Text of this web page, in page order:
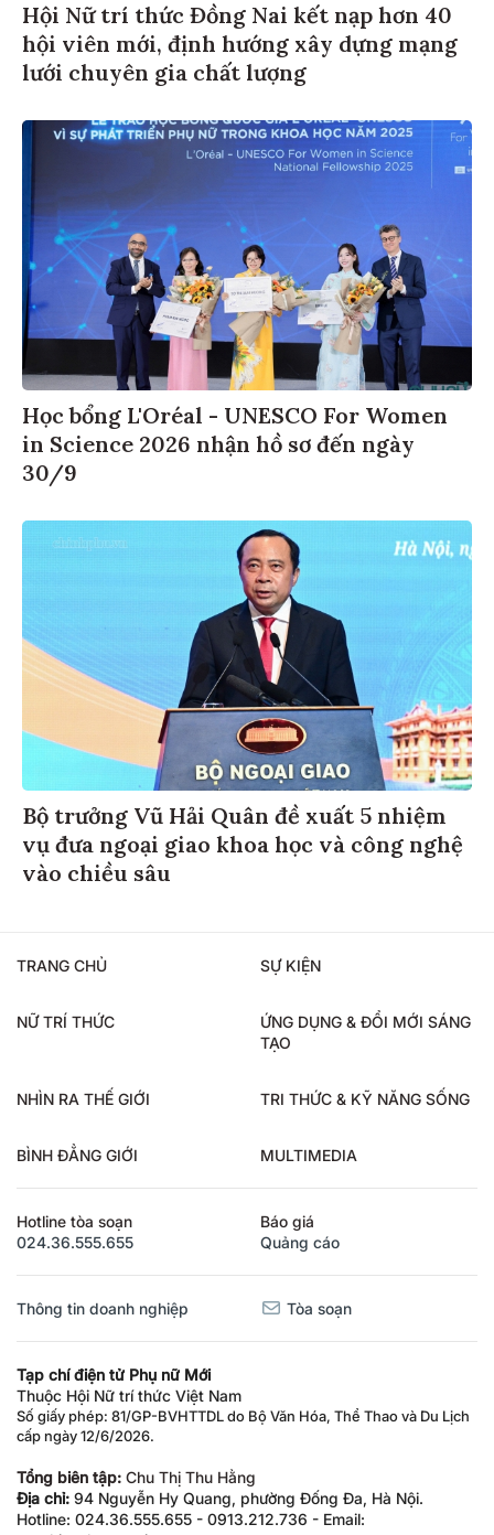
Hội Nữ trí thức Đồng Nai kết nạp hơn 40
hội viên mới, định hướng xây dựng mạng
lưới chuyên gia chất lượng
Học bổng L'Oréal - UNESCO For Women
in Science 2026 nhận hồ sơ đến ngày
30/9
Bộ trưởng Vũ Hải Quân đề xuất 5 nhiệm
vụ đưa ngoại giao khoa học và công nghệ
vào chiều sâu
TRANG CHỦ SỰ KIỆN
NỮ TRÍ THỨC
ỨNG DỤNG & ĐỔI MỚI SÁNG
TẠO
NHÌN RA THẾ GIỚI TRI THỨC & KỸ NĂNG SỐNG
BÌNH ĐẲNG GIỚI MULTIMEDIA
Hotline tòa soạn
024.36.555.655
Báo giá
Quảng cáo
Thông tin doanh nghiệp Tòa soạn
Tạp chí điện tử Phụ nữ Mới
Thuộc Hội Nữ trí thức Việt Nam
Số giấy phép: 81/GP-BVHTTDL do Bộ Văn Hóa, Thể Thao và Du Lịch
cấp ngày 12/6/2026.
Tổng biên tập: Chu Thị Thu Hằng
Địa chỉ: 94 Nguyễn Hy Quang, phường Đống Đa, Hà Nội.
Hotline: 024.36.555.655 - 0913.212.736 - Email: